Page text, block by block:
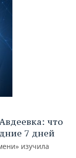
что
7 дней
изучила